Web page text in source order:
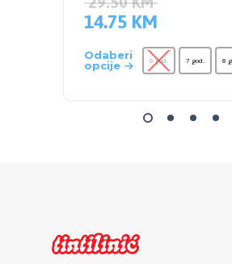
14.75 KM
Odaberi
opcije
6 god. 7 god. 8